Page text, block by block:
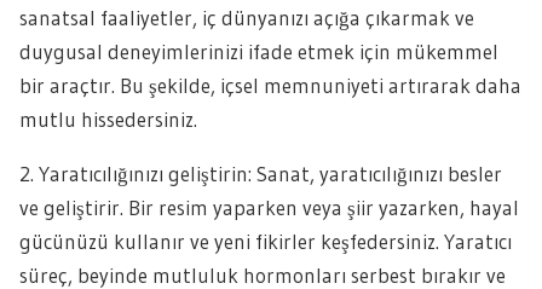
sanatsal faaliyetler, iç dünyanızı açığa çıkarmak ve
duygusal deneyimlerinizi ifade etmek için mükemmel
bir araçtır. Bu şekilde, içsel memnuniyeti artırarak daha
mutlu hissedersiniz.
2. Yaratıcılığınızı geliştirin: Sanat, yaratıcılığınızı besler
ve geliştirir. Bir resim yaparken veya şiir yazarken, hayal
gücünüzü kullanır ve yeni fikirler keşfedersiniz. Yaratıcı
süreç, beyinde mutluluk hormonları serbest bırakır ve